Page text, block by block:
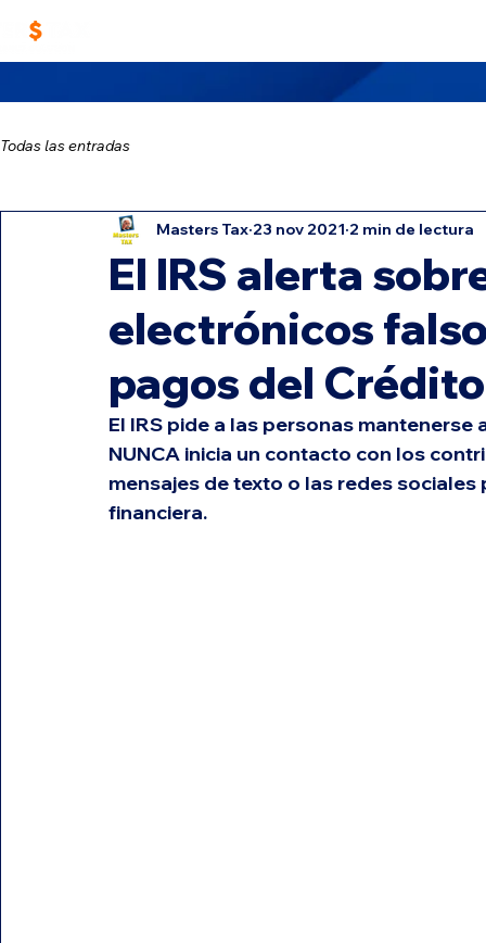
Todas las entradas
El IRS alerta
electrónicos
pagos del
Masters Tax 23 nov 2021 2 min de lectura
El IRS pide a las personas
NUNCA inicia un contacto con los
mensajes de texto o las redes
financiera.